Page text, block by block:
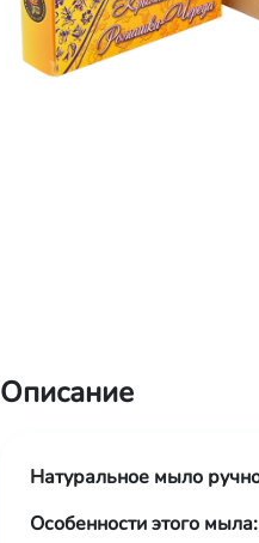
Описание
Натуральное мыло
Особенности этого мыла: